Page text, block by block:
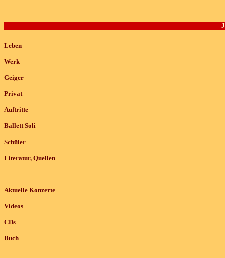
Leben
Werk
Geiger
Privat
Auftritte
Ballett Soli
Schüler
Literatur, Quellen
Aktuelle Konzerte
Videos
CDs
Buch